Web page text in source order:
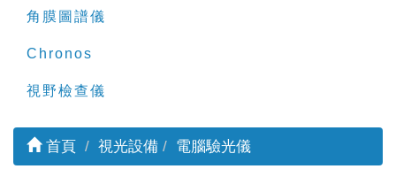
角膜圖譜儀
Chronos
視野檢查儀
首頁 視光設備 電腦驗光儀